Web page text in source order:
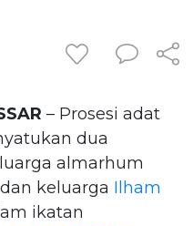
– Prosesi adat
dua
almarhum
dan keluarga Ilham
ikatan